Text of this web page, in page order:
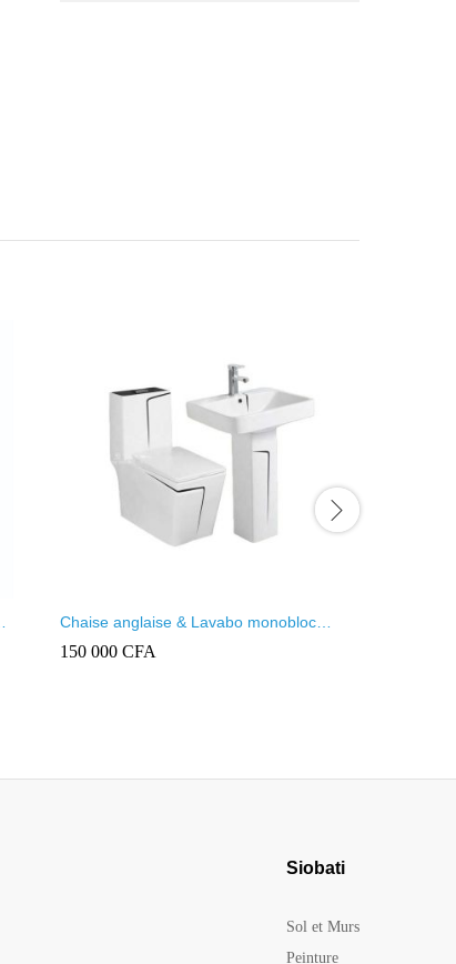
Chaise anglaise & Lavabo monobloc
Blanc et Noir
150 000 CFA
Siobati
Sol et Murs
Peinture